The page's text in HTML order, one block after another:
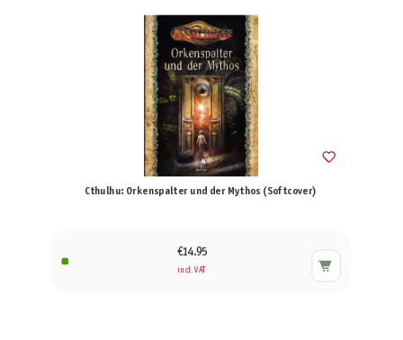
Cthulhu: Orkenspalter und der Mythos (Softcover)
€14.95
incl. VAT